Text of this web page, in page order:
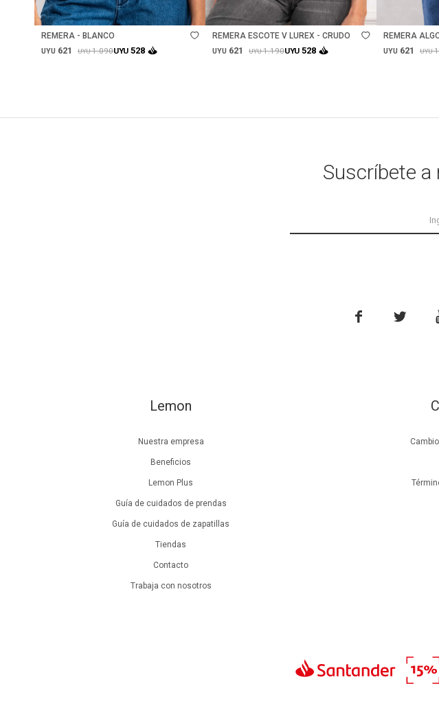
Talle
REMERA - BLANCO
UYU 621 UYU1.090UYU 528
REMERA ESCOTE V LUREX - CRUDO
UYU 621 UYU1.190UYU 528
REMERA
UYU 621 UYU
Lemon
Nuestra empresa
Beneficios
Lemon Plus
Guía de cuidados de prendas
Guía de cuidados de zapatillas
Tiendas
Contacto
Trabaja con nosotros
Suscríbete
 